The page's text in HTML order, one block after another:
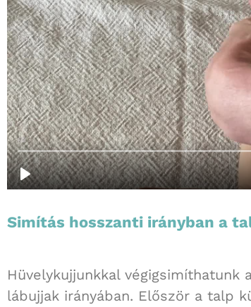
Simítás hosszanti irányban a
Hüvelykujjunkkal
lábujjak irányában. Először a talp